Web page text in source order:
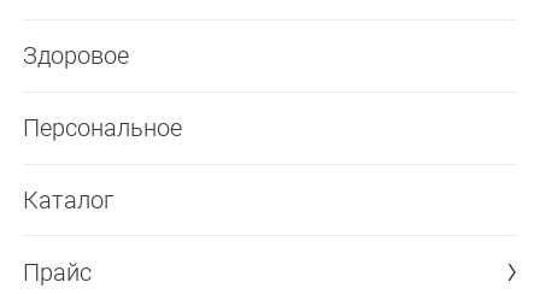
Здоровое
Персональное
Каталог
Прайс